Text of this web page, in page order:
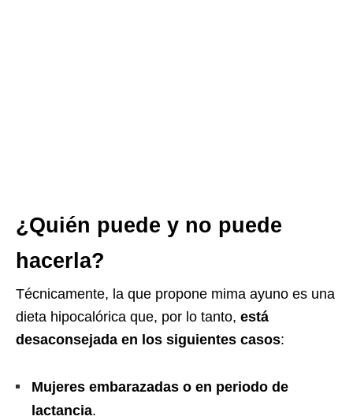
¿Quién puede y no puede
hacerla?
Técnicamente, la que propone mima ayuno es una
dieta hipocalórica que, por lo tanto, está
desaconsejada en los siguientes casos:
Mujeres embarazadas o en periodo de
lactancia.